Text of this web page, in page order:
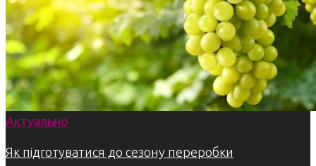
Актуально
Як підготуватися до сезону переробки